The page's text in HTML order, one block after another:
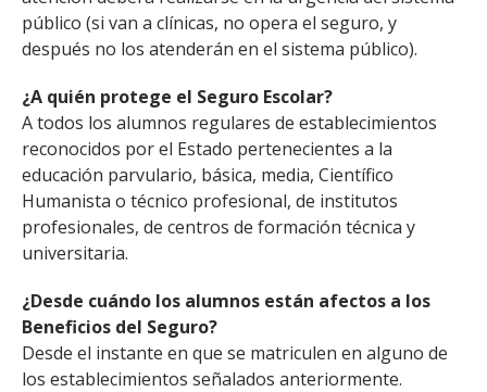
público (si van a clínicas, no opera el seguro, y
después no los atenderán en el sistema público).
¿A quién protege el Seguro Escolar?
A todos los alumnos regulares de establecimientos
reconocidos por el Estado pertenecientes a la
educación parvulario, básica, media, Científico
Humanista o técnico profesional, de institutos
profesionales, de centros de formación técnica y
universitaria.
¿Desde cuándo los alumnos están afectos a los
Beneficios del Seguro?
Desde el instante en que se matriculen en alguno de
los establecimientos señalados anteriormente.